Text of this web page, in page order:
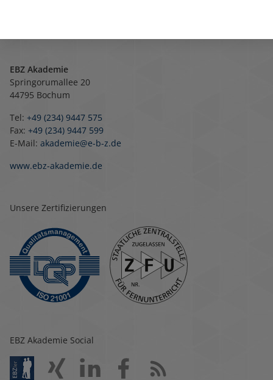
EBZ Akademie
Springorumallee 20
44795 Bochum
Tel: +49 (234) 9447 575
Fax: +49 (234) 9447 599
E-Mail: akademie@e-b-z.de
www.ebz-akademie.de
Unsere Zertifizierungen
EBZ Akademie Social